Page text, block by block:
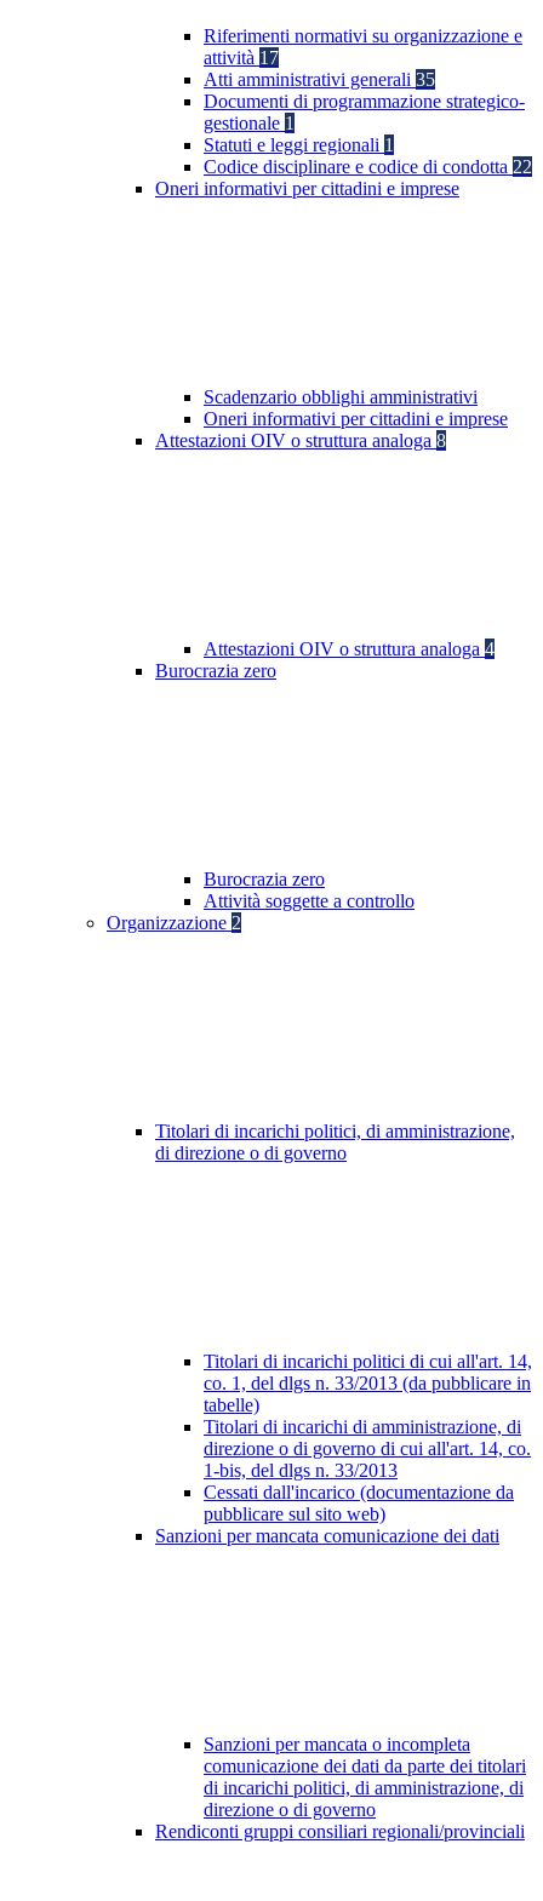
Riferimenti normativi su organizzazione e
attività 17
Atti amministrativi generali 35
Documenti di programmazione strategico-
gestionale 1
Statuti e leggi regionali 1
Codice disciplinare e codice di condotta 22
Oneri informativi per cittadini e imprese
Scadenzario obblighi amministrativi
Oneri informativi per cittadini e imprese
Attestazioni OIV o struttura analoga 8
Attestazioni OIV o struttura analoga 4
Burocrazia zero
Burocrazia zero
Attività soggette a controllo
Organizzazione 2
Titolari di incarichi politici, di amministrazione,
di direzione o di governo
Titolari di incarichi politici di cui all'art. 14,
co. 1, del dlgs n. 33/2013 (da pubblicare in
tabelle)
Titolari di incarichi di amministrazione, di
direzione o di governo di cui all'art. 14, co.
1-bis, del dlgs n. 33/2013
Cessati dall'incarico (documentazione da
pubblicare sul sito web)
Sanzioni per mancata comunicazione dei dati
Sanzioni per mancata o incompleta
comunicazione dei dati da parte dei titolari
di incarichi politici, di amministrazione, di
direzione o di governo
Rendiconti gruppi consiliari regionali/provinciali